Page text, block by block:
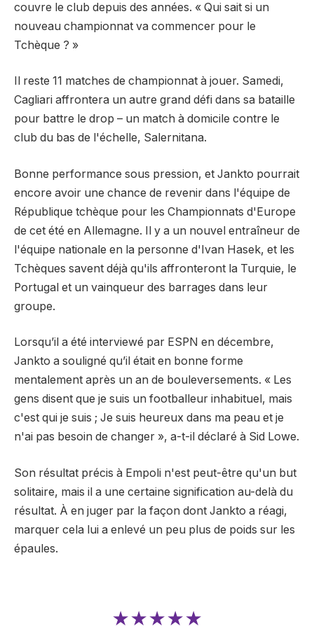
couvre le club depuis des années. « Qui sait si un
nouveau championnat va commencer pour le
Tchèque ? »
Il reste 11 matches de championnat à jouer. Samedi,
Cagliari affrontera un autre grand défi dans sa bataille
pour battre le drop – un match à domicile contre le
club du bas de l'échelle, Salernitana.
Bonne performance sous pression, et Jankto pourrait
encore avoir une chance de revenir dans l'équipe de
République tchèque pour les Championnats d'Europe
de cet été en Allemagne. Il y a un nouvel entraîneur de
l'équipe nationale en la personne d'Ivan Hasek, et les
Tchèques savent déjà qu'ils affronteront la Turquie, le
Portugal et un vainqueur des barrages dans leur
groupe.
Lorsqu’il a été interviewé par ESPN en décembre,
Jankto a souligné qu’il était en bonne forme
mentalement après un an de bouleversements. « Les
gens disent que je suis un footballeur inhabituel, mais
c'est qui je suis ; Je suis heureux dans ma peau et je
n'ai pas besoin de changer », a-t-il déclaré à Sid Lowe.
Son résultat précis à Empoli n'est peut-être qu'un but
solitaire, mais il a une certaine signification au-delà du
résultat. À en juger par la façon dont Jankto a réagi,
marquer cela lui a enlevé un peu plus de poids sur les
épaules.
★★★★★